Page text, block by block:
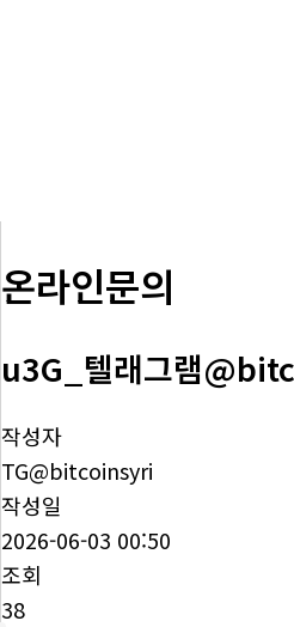
온라인문의
u3G_텔래그램
작성자
TG@bitcoinsyri
작성일
2026-06-03 00:50
조회
38